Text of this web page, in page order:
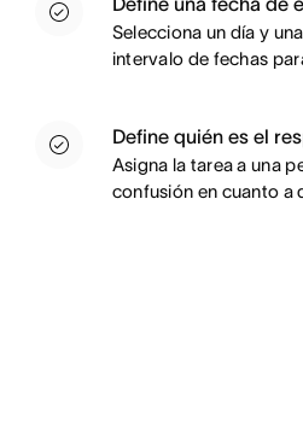
Selecciona un día y
intervalo de fechas
Define quién es el
Asigna la tarea a una
confusión en cuanto a